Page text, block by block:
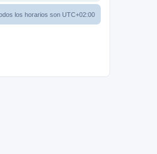
los horarios son UTC+02:00